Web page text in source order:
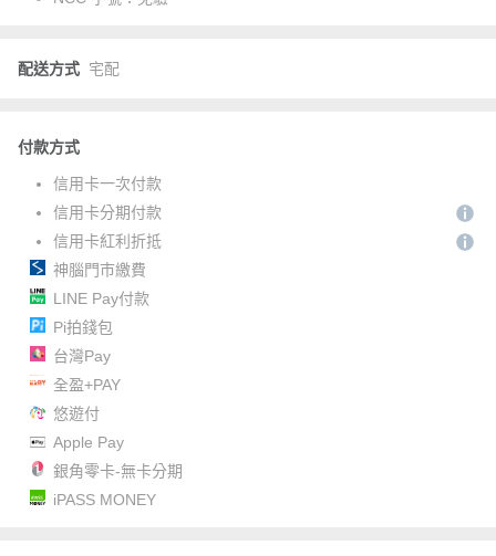
配送方式 宅配
付款方式
信用卡一次付款
信用卡分期付款
信用卡紅利折抵
神腦門市繳費
LINE Pay付款
Pi拍錢包
台灣Pay
全盈+PAY
悠遊付
Apple Pay
銀角零卡-無卡分期
iPASS MONEY